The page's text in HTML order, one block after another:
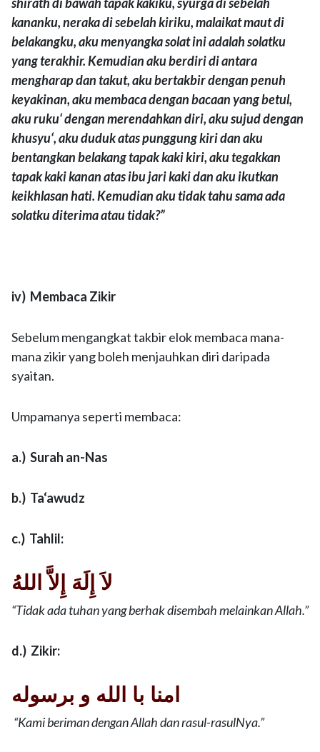
kananku, neraka di sebelah kiriku, malaikat maut di
belakangku, aku menyangka solat ini adalah solatku
yang terakhir. Kemudian aku berdiri di antara
mengharap dan takut, aku bertakbir dengan penuh
keyakinan, aku membaca dengan bacaan yang betul,
aku ruku‘ dengan merendahkan diri, aku sujud dengan
khusyu‘, aku duduk atas punggung kiri dan aku
bentangkan belakang tapak kaki kiri, aku tegakkan
tapak kaki kanan atas ibu jari kaki dan aku ikutkan
keikhlasan hati. Kemudian aku tidak tahu sama ada
solatku diterima atau tidak?”
iv) Membaca Zikir
Sebelum mengangkat takbir elok membaca mana-
mana zikir yang boleh menjauhkan diri daripada
syaitan.
Umpamanya seperti membaca:
a.) Surah an-Nas
b.) Ta‘awudz
c.) Tahlil:
لاَ إِلَهَ إِلاَّ اللهُ
“Tidak ada tuhan yang berhak disembah melainkan Allah.”
d.) Zikir:
امنا با الله و برسوله
“Kami beriman dengan Allah dan rasul-rasulNya.”